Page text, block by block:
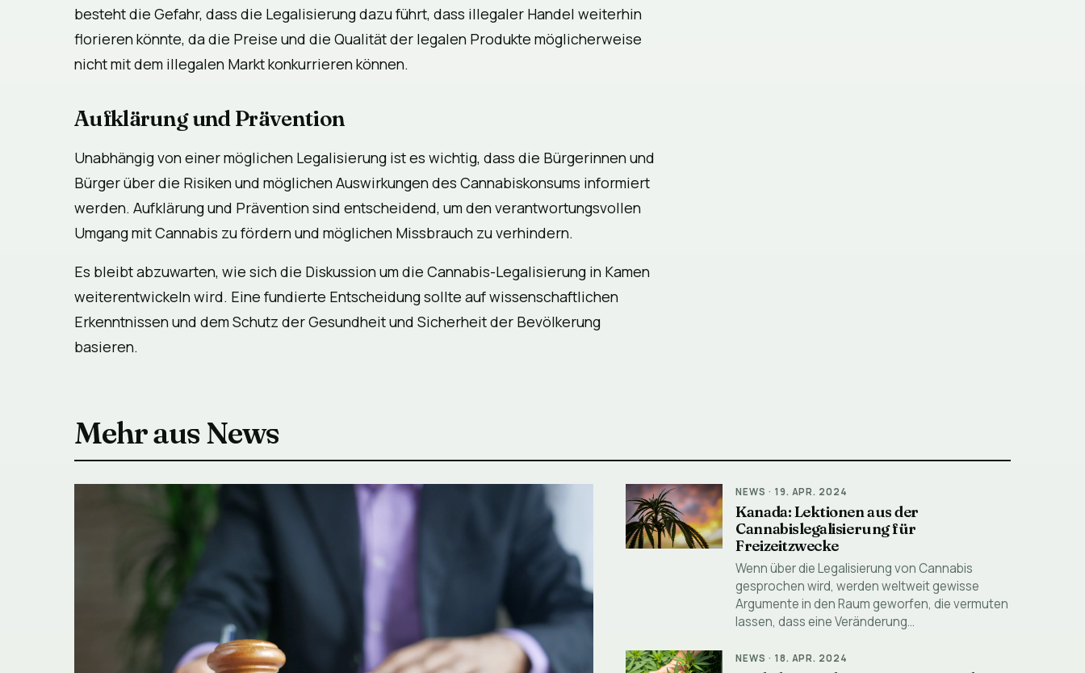
besteht die Gefahr, dass die Legalisierung dazu führt, dass illegaler Handel weiterhin
florieren könnte, da die Preise und die Qualität der legalen Produkte möglicherweise
nicht mit dem illegalen Markt konkurrieren können.
Aufklärung und Prävention
Unabhängig von einer möglichen Legalisierung ist es wichtig, dass die Bürgerinnen und
Bürger über die Risiken und möglichen Auswirkungen des Cannabiskonsums informiert
werden. Aufklärung und Prävention sind entscheidend, um den verantwortungsvollen
Umgang mit Cannabis zu fördern und möglichen Missbrauch zu verhindern.
Es bleibt abzuwarten, wie sich die Diskussion um die Cannabis-Legalisierung in Kamen
weiterentwickeln wird. Eine fundierte Entscheidung sollte auf wissenschaftlichen
Erkenntnissen und dem Schutz der Gesundheit und Sicherheit der Bevölkerung
basieren.
Mehr aus News
NEWS · 19. APR. 2024
Kanada: Lektionen aus der
Cannabislegalisierung für
Freizeitzwecke
Wenn über die Legalisierung von Cannabis
gesprochen wird, werden weltweit gewisse
Argumente in den Raum geworfen, die vermuten
lassen, dass eine Veränderung…
NEWS · 18. APR. 2024